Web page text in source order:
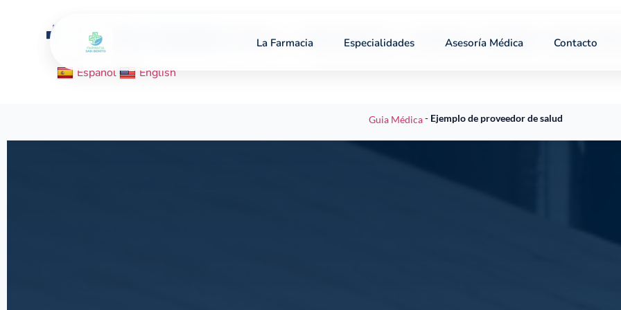
Español English
Especialidades médicas Clínicas Médicas Sanatorios Hospitales Equipo médico
Guia Médica- Ejemplo de proveedor de salud
La Farmacia Especialidades Asesoría Médica Contacto